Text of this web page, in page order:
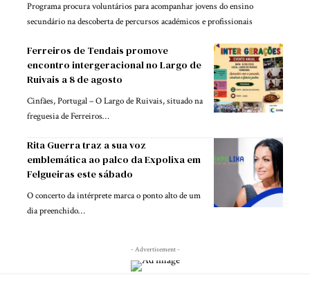
Programa procura voluntários para acompanhar jovens do ensino
secundário na descoberta de percursos académicos e profissionais
Ferreiros de Tendais promove
encontro intergeracional no Largo de
Ruivais a 8 de agosto
Cinfães, Portugal – O Largo de Ruivais, situado na
freguesia de Ferreiros…
Rita Guerra traz a sua voz
emblemática ao palco da Expolixa em
Felgueiras este sábado
O concerto da intérprete marca o ponto alto de um
dia preenchido…
- Advertisement -